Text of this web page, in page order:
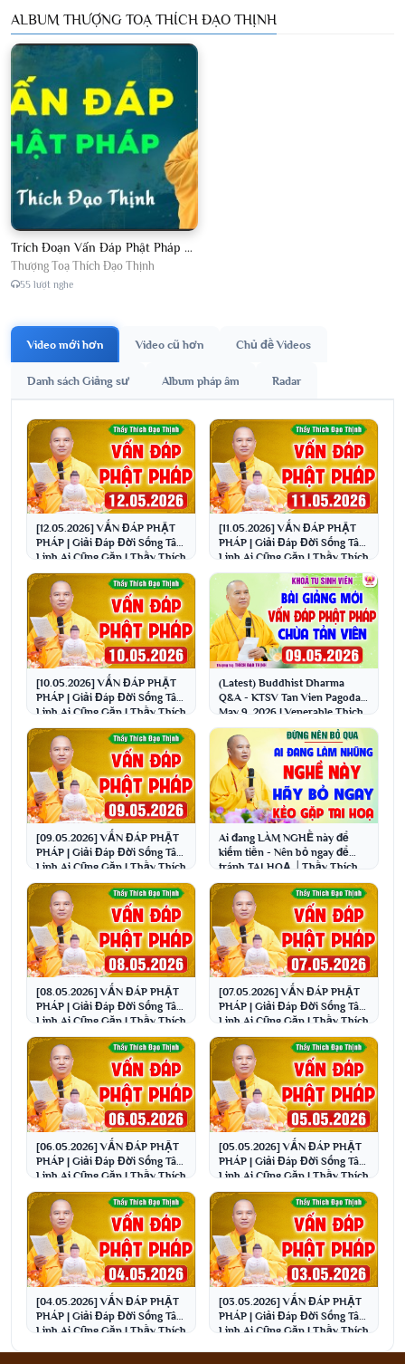
ALBUM THƯỢNG TOẠ THÍCH ĐẠO THỊNH
Trích Đoạn Vấn Đáp Phật Pháp 2026
Thượng Toạ Thích Đạo Thịnh
55 lượt nghe
Video mới hơn Video cũ hơn Chủ đề Videos
Danh sách Giảng sư Album pháp âm Radar
[12.05.2026] VẤN ĐÁP PHẬT
PHÁP | Giải Đáp Đời Sống Tâm
Linh Ai Cũng Gặp | Thầy Thích
Đạo Thịnh
[11.05.2026] VẤN ĐÁP PHẬT
PHÁP | Giải Đáp Đời Sống Tâm
Linh Ai Cũng Gặp | Thầy Thích
Đạo Thịnh
[10.05.2026] VẤN ĐÁP PHẬT
PHÁP | Giải Đáp Đời Sống Tâm
Linh Ai Cũng Gặp | Thầy Thích
Đạo Thịnh
(Latest) Buddhist Dharma
Q&A - KTSV Tan Vien Pagoda,
May 9, 2026 | Venerable Thich
Dao Thinh
[09.05.2026] VẤN ĐÁP PHẬT
PHÁP | Giải Đáp Đời Sống Tâm
Linh Ai Cũng Gặp | Thầy Thích
Đạo Thịnh
Ai đang LÀM NGHỀ này để
kiếm tiền - Nên bỏ ngay để
tránh TAI HOẠ │Thầy Thích
Đạo Thịnh
[08.05.2026] VẤN ĐÁP PHẬT
PHÁP | Giải Đáp Đời Sống Tâm
Linh Ai Cũng Gặp | Thầy Thích
Đạo Thịnh
[07.05.2026] VẤN ĐÁP PHẬT
PHÁP | Giải Đáp Đời Sống Tâm
Linh Ai Cũng Gặp | Thầy Thích
Đạo Thịnh
[06.05.2026] VẤN ĐÁP PHẬT
PHÁP | Giải Đáp Đời Sống Tâm
Linh Ai Cũng Gặp | Thầy Thích
Đạo Thịnh
[05.05.2026] VẤN ĐÁP PHẬT
PHÁP | Giải Đáp Đời Sống Tâm
Linh Ai Cũng Gặp | Thầy Thích
Đạo Thịnh
[04.05.2026] VẤN ĐÁP PHẬT
PHÁP | Giải Đáp Đời Sống Tâm
Linh Ai Cũng Gặp | Thầy Thích
[03.05.2026] VẤN ĐÁP PHẬT
PHÁP | Giải Đáp Đời Sống Tâm
Linh Ai Cũng Gặp | Thầy Thích